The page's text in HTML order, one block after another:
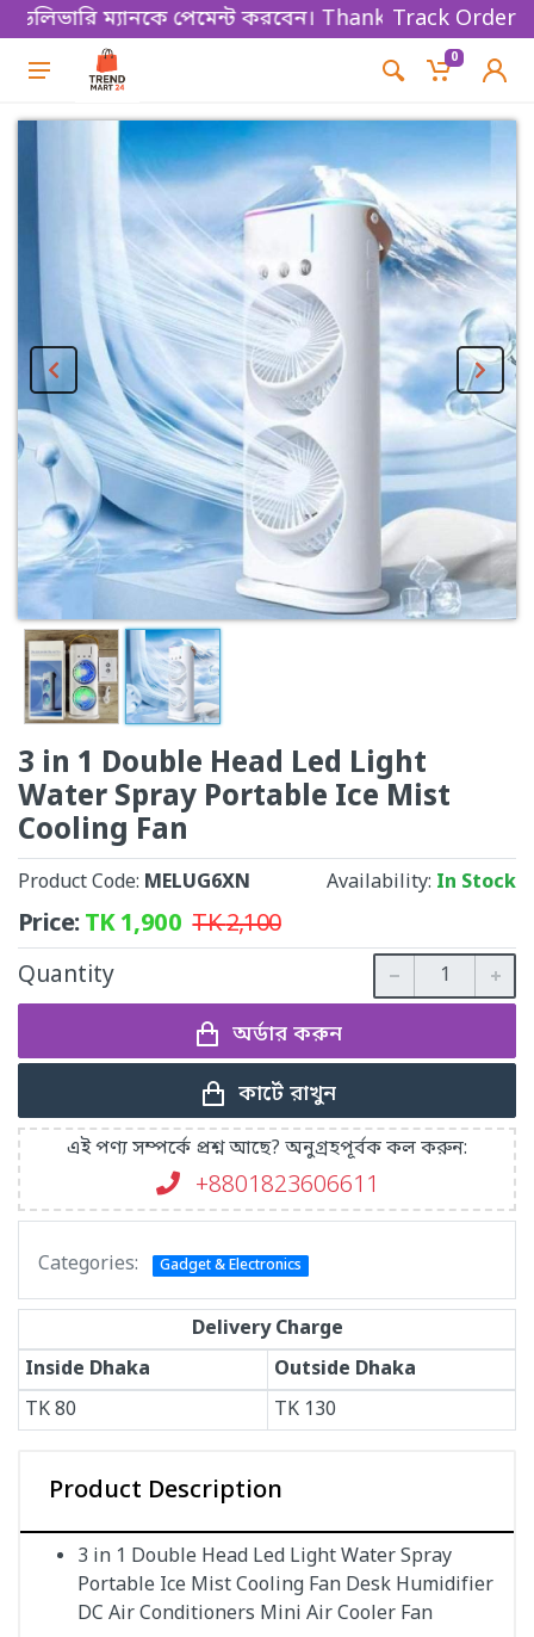
ম্যানকে পেমেন্ট করবেন। Thanks for shopping!
Track Order
0
3 in 1 Double Head Led Light
Water Spray Portable Ice Mist
Cooling Fan
Product Code: MELUG6XN Availability: In Stock
Price:TK1,900 TK2,100
Quantity
অর্ডার করুন
কার্টে রাখুন
এই পণ্য সম্পর্কে প্রশ্ন আছে? অনুগ্রহপূর্বক কল করুন:
+8801823606611
Categories: Gadget & Electronics
Delivery Charge
Inside Dhaka
Outside Dhaka
TK80 TK 130
Product Description
3 in 1 Double Head Led Light Water Spray
Portable Ice Mist Cooling Fan Desk Humidifier
DC Air Conditioners Mini Air Cooler Fan